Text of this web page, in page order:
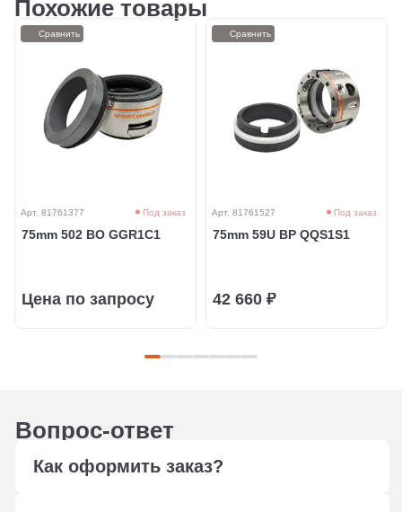
Похожие товары
Арт. 81761377 Под заказ
75mm 502 BO GGR1C1
Цена по запросу
Сравнить
Арт. 81761527 Под заказ
75mm 59U BP QQS1S1
42 660 ₽
Сравнить
Вопрос-ответ
Как оформить заказ?